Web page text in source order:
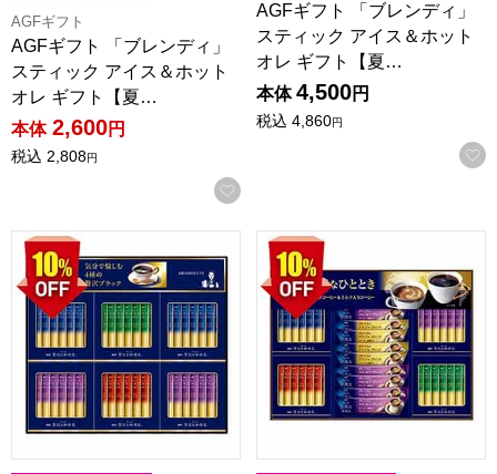
AGFギフト
AGFギフト 「ブレンディ」
スティック アイス＆ホット
オレ ギフト【夏…
本体 2,600円
税込 2,808円
お気に入りに登録する
AGFギフト 「ブレンディ」
スティック アイス＆ホット
オレ ギフト【夏…
本体 4,500円
税込 4,860円
AGFギフト 「ちょっと贅沢な珈琲店」スティック ブラック
AGFギフト 「ちょっと贅沢